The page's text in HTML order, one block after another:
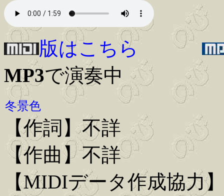
版はこちら
MP3で演奏中
冬景色
【作詞】不詳
【作曲】不詳
【MIDIデータ作成協力